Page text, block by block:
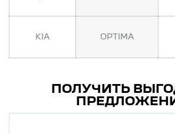
KIA OPTIMA
ПОЛУЧИТЬ